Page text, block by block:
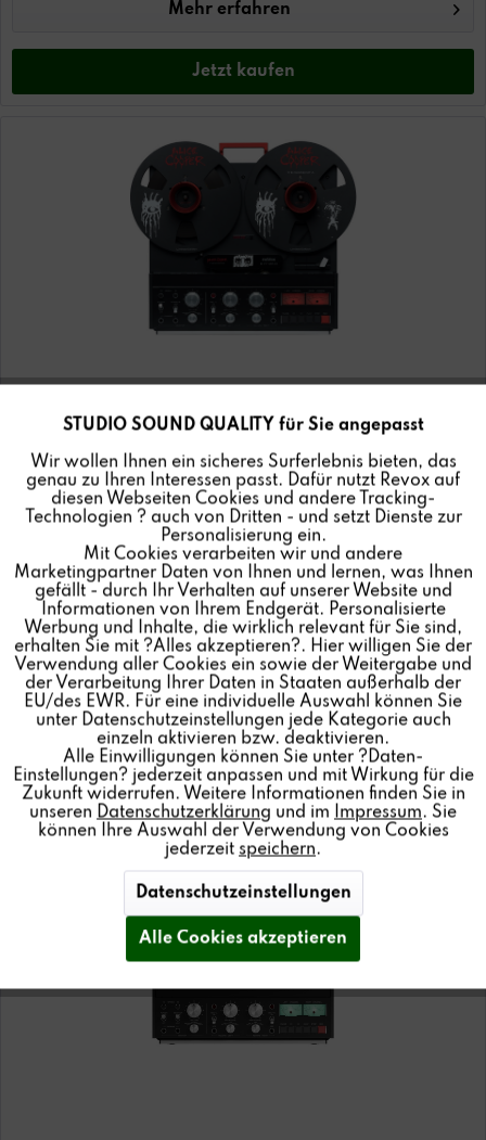
Mehr erfahren
Jetzt kaufen
B77 MK III Stereo Tape Recorder - Alice
Cooper...
19.995,00 €
Mehr erfahren
Jetzt kaufen
BANDMASCHINEN
Funktionale Aktiv
Marketing Inaktiv
Tracking Inaktiv
Personalisierung Inaktiv
Service Inaktiv
STUDIO SOUND QUALITY für Sie angepasst
Wir wollen Ihnen ein sicheres Surferlebnis bieten, das
genau zu Ihren Interessen passt. Dafür nutzt Revox auf
diesen Webseiten Cookies und andere Tracking-
Technologien ? auch von Dritten - und setzt Dienste zur
Personalisierung ein.
Mit Cookies verarbeiten wir und andere
Marketingpartner Daten von Ihnen und lernen, was Ihnen
gefällt - durch Ihr Verhalten auf unserer Website und
Informationen von Ihrem Endgerät. Personalisierte
Werbung und Inhalte, die wirklich relevant für Sie sind,
erhalten Sie mit ?Alles akzeptieren?. Hier willigen Sie der
Verwendung aller Cookies ein sowie der Weitergabe und
der Verarbeitung Ihrer Daten in Staaten außerhalb der
EU/des EWR. Für eine individuelle Auswahl können Sie
unter Datenschutzeinstellungen jede Kategorie auch
einzeln aktivieren bzw. deaktivieren.
Alle Einwilligungen können Sie unter ?Daten-
Einstellungen? jederzeit anpassen und mit Wirkung für die
Zukunft widerrufen. Weitere Informationen finden Sie in
unseren Datenschutzerklärung und im Impressum. Sie
können Ihre Auswahl der Verwendung von Cookies
jederzeit speichern.
Datenschutzeinstellungen
Alle Cookies akzeptieren